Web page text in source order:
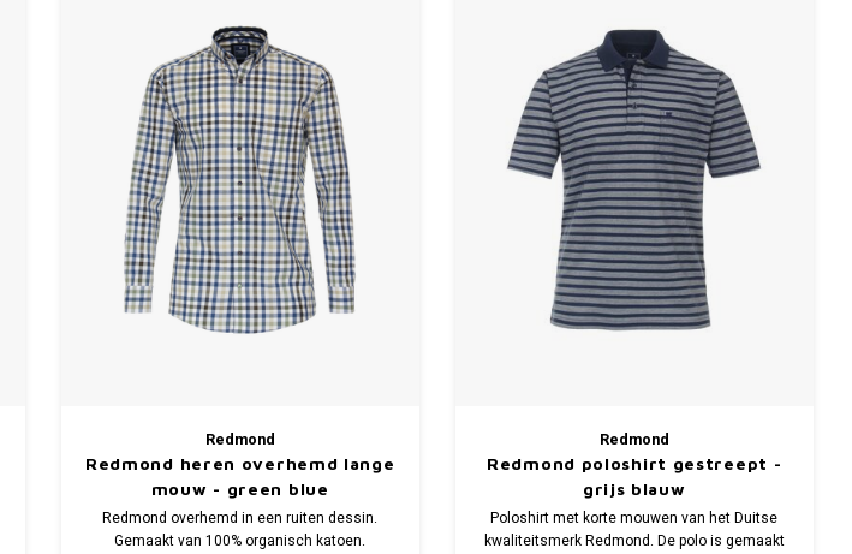
Redmond
Redmond heren overhemd lange
mouw - green blue
Redmond overhemd in een ruiten dessin.
Gemaakt van 100% organisch katoen.
Redmond
Redmond poloshirt gestreept -
grijs blauw
Poloshirt met korte mouwen van het Duitse
kwaliteitsmerk Redmond. De polo is gemaakt